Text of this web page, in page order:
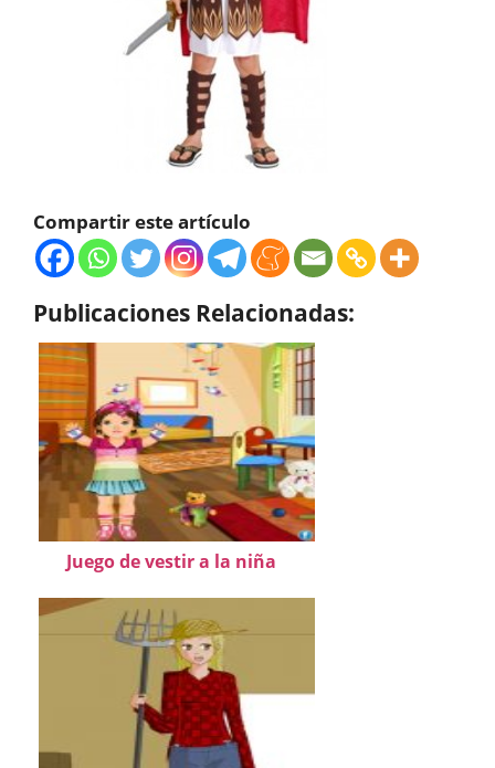
Compartir este artículo
Publicaciones Relacionadas:
Juego de vestir a la niña